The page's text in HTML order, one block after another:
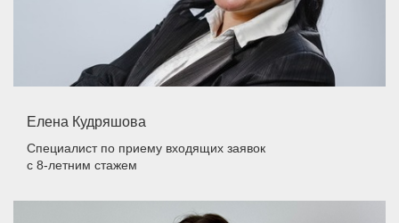
Елена Кудряшова
Специалист по приему входящих заявок
с 8-летним стажем